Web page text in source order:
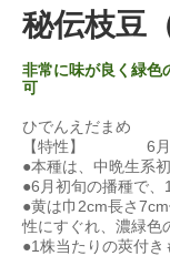
秘伝枝豆
非常に味が良く緑
可
ひでんえだまめ
【特性】 6月以
●本種は、中晩生系
●6月初旬の播種で、
●黄は巾2cm長さ
性にすぐれ、濃緑色
●1株当たりの莢付き